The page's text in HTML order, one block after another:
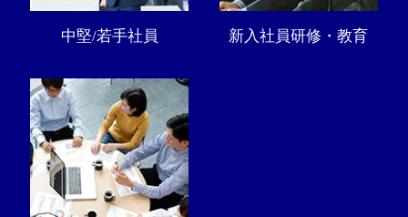
中堅/若手社員 新入社員研修・教育